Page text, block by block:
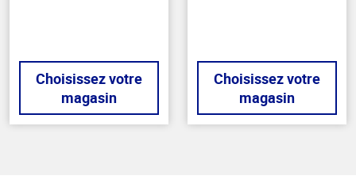
Choisissez votre
magasin
Choisissez votre
magasin